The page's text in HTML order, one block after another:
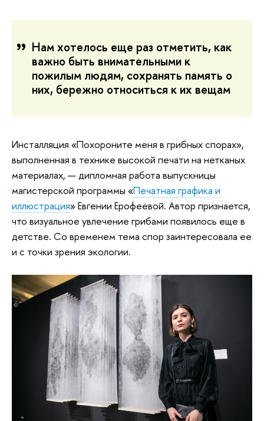
Нам хотелось еще раз отметить, как
важно быть внимательными к
пожилым людям, сохранять память о
них, бережно относиться к их вещам
Инсталляция «Похороните меня в грибных спорах»,
выполненная в технике высокой печати на нетканых
материалах, — дипломная работа выпускницы
магистерской программы «Печатная графика и
иллюстрация» Евгении Ерофеевой. Автор признается,
что визуальное увлечение грибами появилось еще в
детстве. Со временем тема спор заинтересовала ее
и с точки зрения экологии.